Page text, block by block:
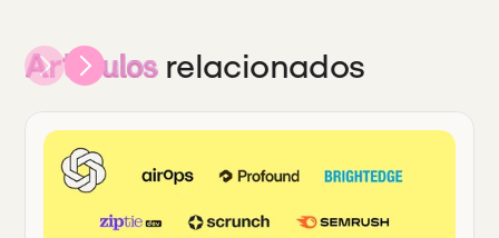
Artículosrelacionados